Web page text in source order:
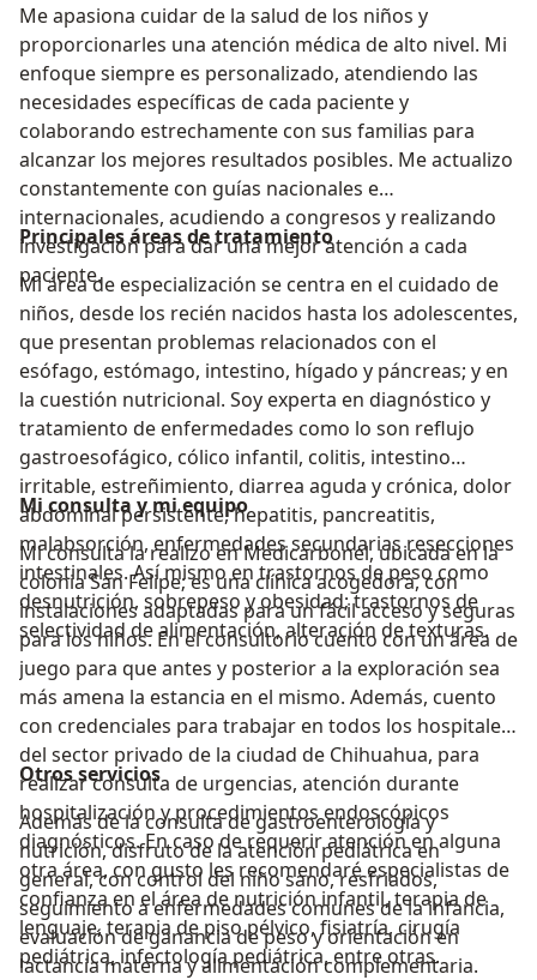
Me apasiona cuidar de la salud de los niños y
proporcionarles una atención médica de alto nivel. Mi
enfoque siempre es personalizado, atendiendo las
necesidades específicas de cada paciente y
colaborando estrechamente con sus familias para
alcanzar los mejores resultados posibles. Me actualizo
constantemente con guías nacionales e
internacionales, acudiendo a congresos y realizando
investigación para dar una mejor atención a cada
paciente.
Principales áreas de tratamiento
Mi área de especialización se centra en el cuidado de
niños, desde los recién nacidos hasta los adolescentes,
que presentan problemas relacionados con el
esófago, estómago, intestino, hígado y páncreas; y en
la cuestión nutricional. Soy experta en diagnóstico y
tratamiento de enfermedades como lo son reflujo
gastroesofágico, cólico infantil, colitis, intestino
irritable, estreñimiento, diarrea aguda y crónica, dolor
abdominal persistente, hepatitis, pancreatitis,
malabsorción, enfermedades secundarias resecciones
intestinales. Así mismo en trastornos de peso como
desnutrición, sobrepeso y obesidad; trastornos de
selectividad de alimentación, alteración de texturas.
Mi consulta y mi equipo
Mi consulta la realizo en Medicarbonel, ubicada en la
colonia San Felipe; es una clínica acogedora, con
instalaciones adaptadas para un fácil acceso y seguras
para los niños. En el consultorio cuento con un área de
juego para que antes y posterior a la exploración sea
más amena la estancia en el mismo. Además, cuento
con credenciales para trabajar en todos los hospitales
del sector privado de la ciudad de Chihuahua, para
realizar consulta de urgencias, atención durante
hospitalización y procedimientos endoscópicos
diagnósticos. En caso de requerir atención en alguna
otra área, con gusto les recomendaré especialistas de
confianza en el área de nutrición infantil, terapia de
lenguaje, terapia de piso pélvico, fisiatría, cirugía
pediátrica, infectología pediátrica, entre otras.
Otros servicios
Además de la consulta de gastroenterología y
nutrición, disfruto de la atención pediátrica en
general, con control del niño sano, resfriados,
seguimiento a enfermedades comunes de la infancia,
evaluación de ganancia de peso y orientación en
lactancia materna y alimentación complementaria.